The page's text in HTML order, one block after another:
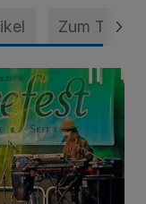
Zum Thema